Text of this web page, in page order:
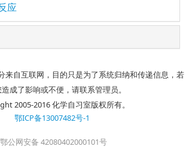
应
来自互联网，目的只是为了系统归纳和传递信息，若
成了影响或不便，请联系管理员。
2005-2016 化学自习室版权所有。
鄂ICP备13007482号-1
鄂公网安备 42080402000101号